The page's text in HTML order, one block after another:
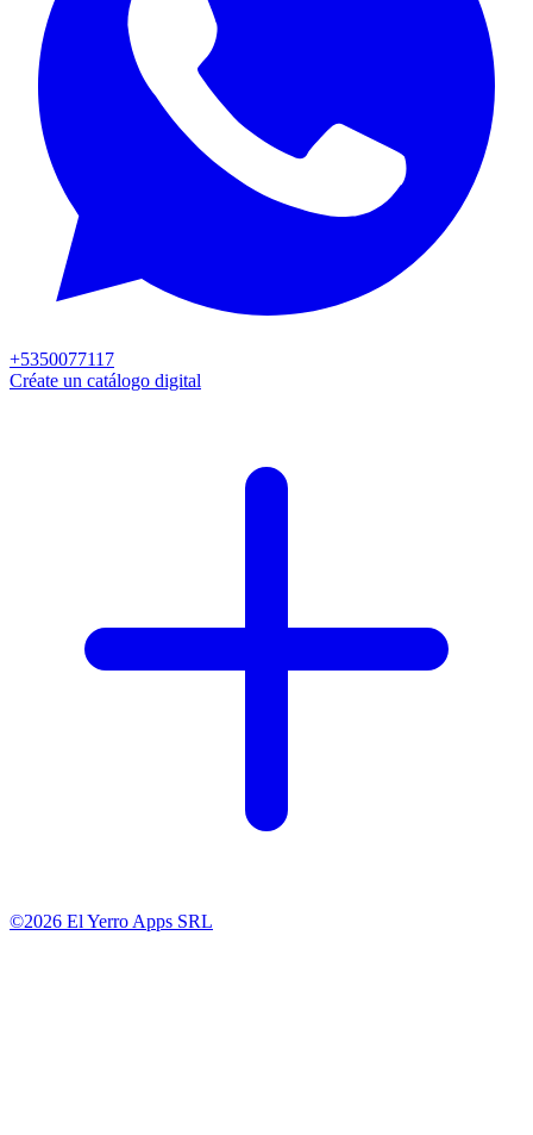
+5350077117
Créate un catálogo digital
©2026 El Yerro Apps SRL